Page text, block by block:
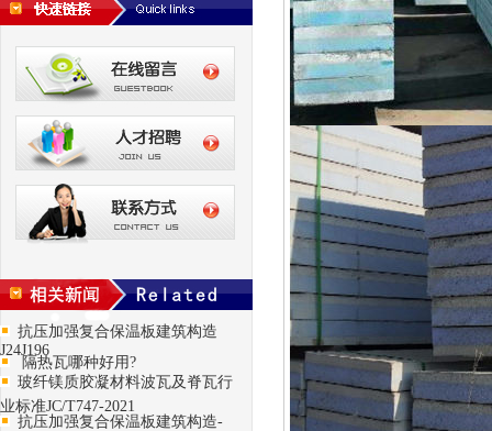
抗压加强复合保温板建筑构造
J24J196
隔热瓦哪种好用?
玻纤镁质胶凝材料波瓦及脊瓦行
业标准JC/T747-2021
抗压加强复合保温板建筑构造-